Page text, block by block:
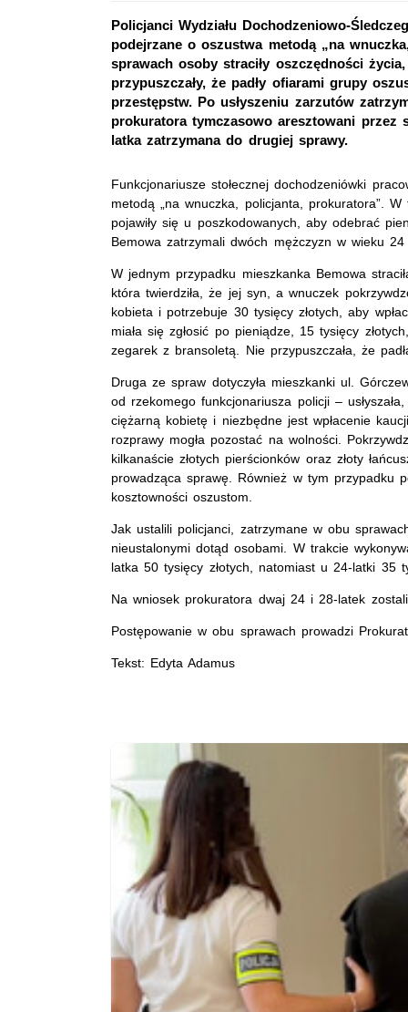
Policjanci Wydziału Dochodzeniowo-
podejrzane o oszustwa metodą „na
sprawach osoby straciły oszczędności
przypuszczały, że padły ofiarami grupy
przestępstw. Po usłyszeniu zarzutów
prokuratora tymczasowo aresztowani przez
latka zatrzymana do drugiej sprawy.
Funkcjonariusze stołecznej dochodzeniówki
metodą „na wnuczka, policjanta, prokuratora”.
pojawiły się u poszkodowanych, aby odebrać
Bemowa zatrzymali dwóch mężczyzn w wieku
W jednym przypadku mieszkanka Bemowa
która twierdziła, że jej syn, a wnuczek
kobieta i potrzebuje 30 tysięcy złotych, aby
miała się zgłosić po pieniądze, 15 tysięcy
zegarek z bransoletą. Nie przypuszczała, że
Druga ze spraw dotyczyła mieszkanki ul.
od rzekomego funkcjonariusza policji –
ciężarną kobietę i niezbędne jest wpłacenie
rozprawy mogła pozostać na wolności.
kilkanaście złotych pierścionków oraz złoty
prowadząca sprawę. Również w tym przypadku
kosztowności oszustom.
Jak ustalili policjanci, zatrzymane w obu
nieustalonymi dotąd osobami. W trakcie
latka 50 tysięcy złotych, natomiast u 24-latki 35
Na wniosek prokuratora dwaj 24 i 28-latek
Postępowanie w obu sprawach prowadzi
Tekst: Edyta Adamus